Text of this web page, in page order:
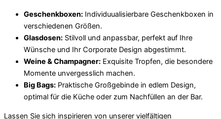
Geschenkboxen: Individuualisierbare Geschenkboxen in
verschiedenen Größen.
Glasdosen: Stilvoll und anpassbar, perfekt auf Ihre
Wünsche und Ihr Corporate Design abgestimmt.
Weine & Champagner: Exquisite Tropfen, die besondere
Momente unvergesslich machen.
Big Bags: Praktische Großgebinde in edlem Design,
optimal für die Küche oder zum Nachfüllen an der Bar.
Lassen Sie sich inspirieren von unserer vielfältigen